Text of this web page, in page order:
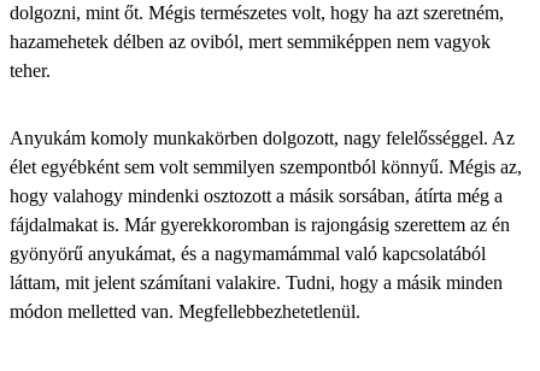
dolgozni, mint őt. Mégis természetes volt, hogy ha azt szeretném,
hazamehetek délben az oviból, mert semmiképpen nem vagyok
teher.
Anyukám komoly munkakörben dolgozott, nagy felelősséggel. Az
élet egyébként sem volt semmilyen szempontból könnyű. Mégis az,
hogy valahogy mindenki osztozott a másik sorsában, átírta még a
fájdalmakat is. Már gyerekkoromban is rajongásig szerettem az én
gyönyörű anyukámat, és a nagymamámmal való kapcsolatából
láttam, mit jelent számítani valakire. Tudni, hogy a másik minden
módon melletted van. Megfellebbezhetetlenül.